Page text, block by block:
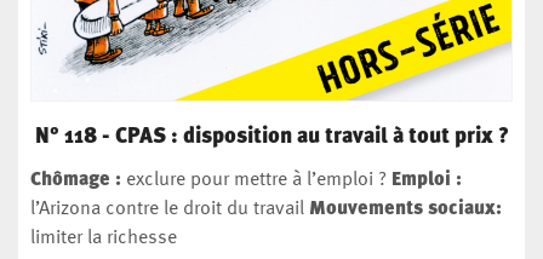
N° 118 - CPAS : disposition au travail à tout prix ?
Chômage : exclure pour mettre à l’emploi ? Emploi :
l’Arizona contre le droit du travail Mouvements sociaux:
limiter la richesse